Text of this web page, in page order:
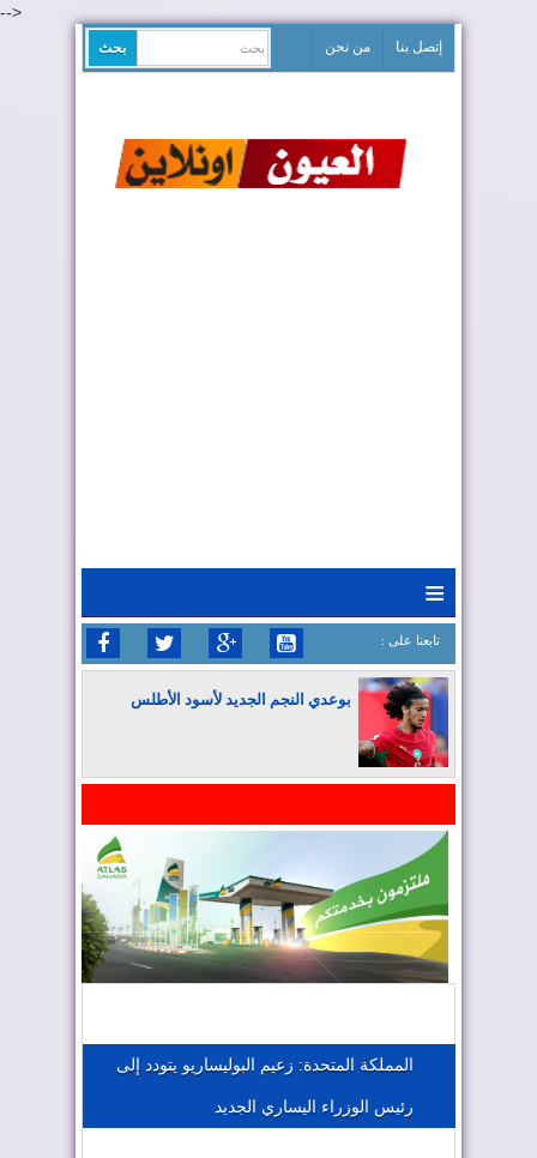
-->
إتصل بنا من نحن
≡
: تابعنا على
بوعدي النجم الجديد لأسود الأطلس
المغرب يعزز موقعه في صناعة الطيران
الجزائر تستسلم لفرنسا
المملكة المتحدة: زعيم البوليساريو يتودد إلى
رئيس الوزراء اليساري الجديد